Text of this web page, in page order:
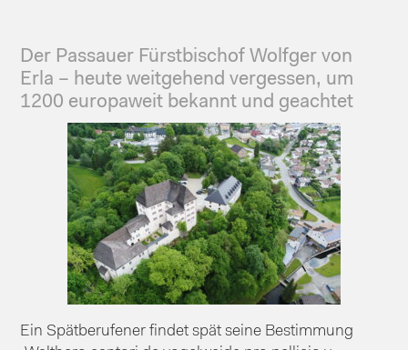
Der Passauer Fürstbischof Wolfger von
Erla – heute weitgehend vergessen, um
1200 europaweit bekannt und geachtet
Ein Spätberufener findet spät seine Bestimmung